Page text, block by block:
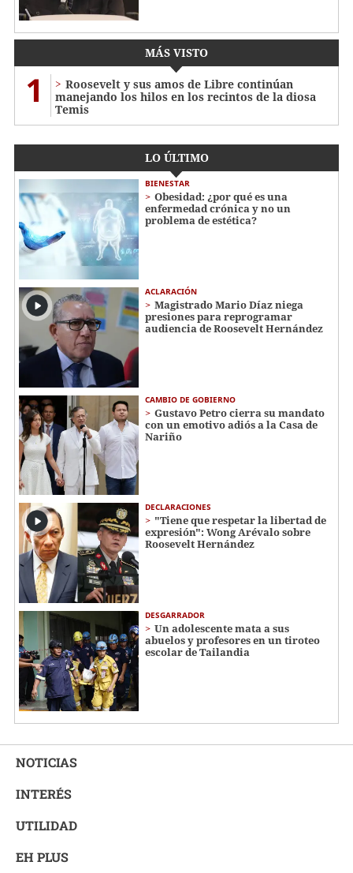
MÁS VISTO
1
Roosevelt y sus amos de Libre continúan
manejando los hilos en los recintos de la diosa
Temis
LO ÚLTIMO
BIENESTAR
Obesidad: ¿por qué es una
enfermedad crónica y no un
problema de estética?
ACLARACIÓN
Magistrado Mario Díaz niega
presiones para reprogramar
audiencia de Roosevelt Hernández
CAMBIO DE GOBIERNO
Gustavo Petro cierra su mandato
con un emotivo adiós a la Casa de
Nariño
DECLARACIONES
"Tiene que respetar la libertad de
expresión": Wong Arévalo sobre
Roosevelt Hernández
DESGARRADOR
Un adolescente mata a sus
abuelos y profesores en un tiroteo
escolar de Tailandia
NOTICIAS
INTERÉS
UTILIDAD
EH PLUS